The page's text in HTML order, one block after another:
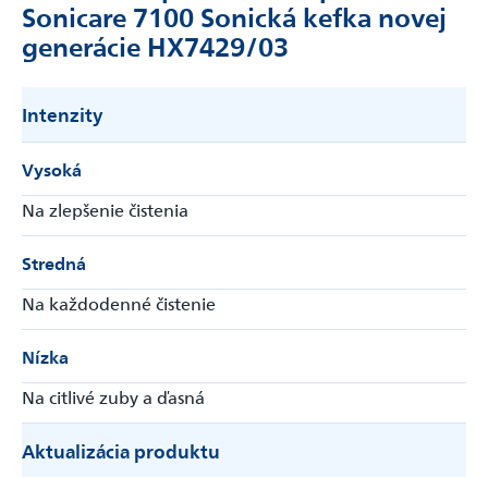
Sonicare 7100 Sonická kefka novej
generácie HX7429/03
Intenzity
Vysoká
Na zlepšenie čistenia
Stredná
Na každodenné čistenie
Nízka
Na citlivé zuby a ďasná
Aktualizácia produktu